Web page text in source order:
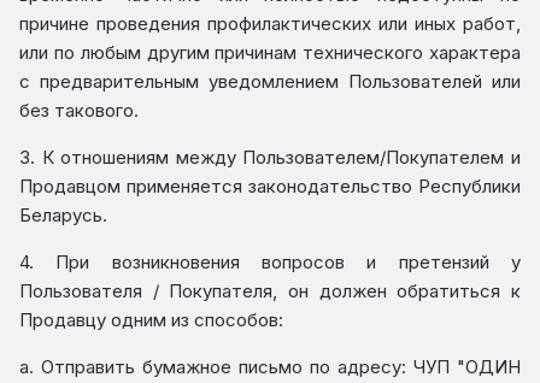
причине проведения профилактических или иных работ,
или по любым другим причинам технического характера
с предварительным уведомлением Пользователей или
без такового.
3. К отношениям между Пользователем/Покупателем и
Продавцом применяется законодательство Республики
Беларусь.
4. При возникновения вопросов и претензий у
Пользователя / Покупателя, он должен обратиться к
Продавцу одним из способов:
a. Отправить бумажное письмо по адресу: ЧУП "ОДИН